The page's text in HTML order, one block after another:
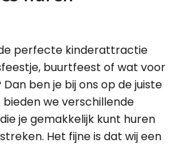
perfecte kinderattractie
buurtfeest of wat voor
ben je bij ons op de juiste
bieden we verschillende
je gemakkelijk kunt huren
Het fijne is dat wij een